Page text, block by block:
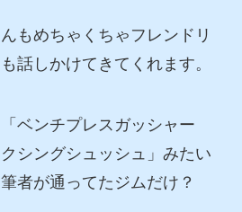
もめちゃくちゃフレンドリ
話しかけてきてくれます。
「ベンチプレスガッシャー
シングシュッシュ」 みたい
筆者が通ってたジムだけ？